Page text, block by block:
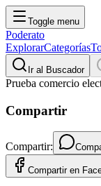
Toggle menu
Poderato
ExplorarCategorías
Ir al Buscador
Prueba comercio
Compartir
Compartir:
Compartir en